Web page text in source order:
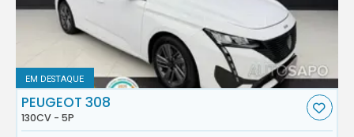
EM DESTAQUE
PEUGEOT 308
130CV - 5P